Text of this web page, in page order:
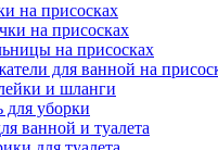
на присосках
на присосках
на присосках
для ванной на
и шланги
для уборки
ванной и туалета